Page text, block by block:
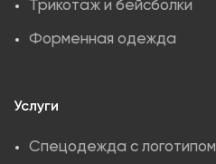
Трикотаж и бейсболки
Форменная одежда
Услуги
Спецодежда с логотипом